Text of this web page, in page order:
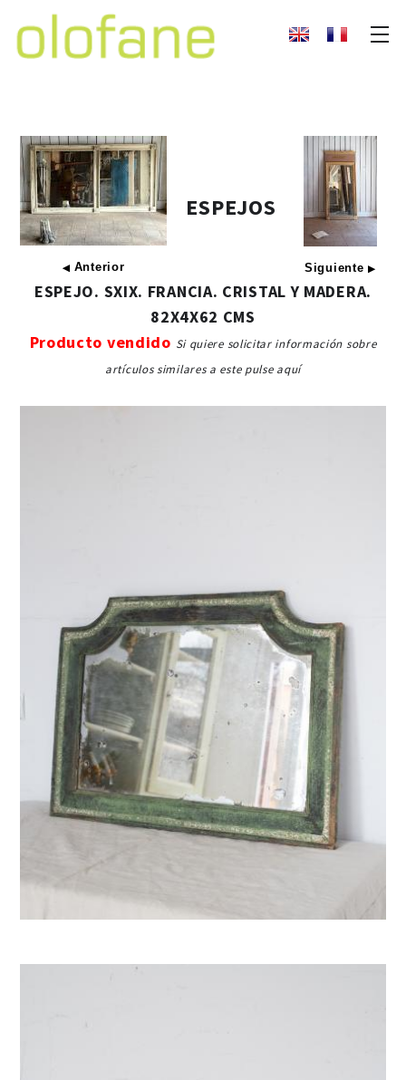
◀ Anterior
ESPEJOS
Siguiente▶
ESPEJO. SXIX. FRANCIA. CRISTAL Y MADERA.
82X4X62 CMS
Producto vendido Si quiere solicitar información sobre
artículos similares a este pulse aquí